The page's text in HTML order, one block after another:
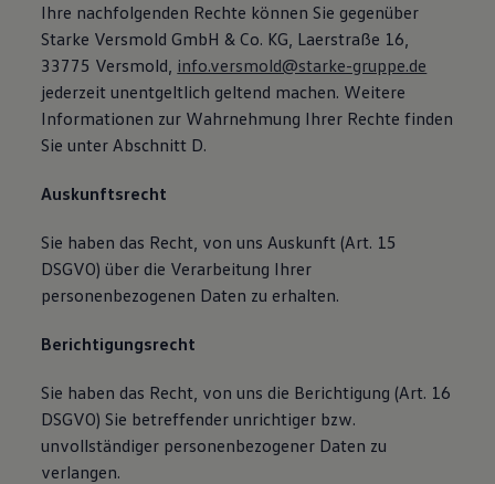
Ihre nachfolgenden Rechte können Sie gegenüber
Starke Versmold GmbH & Co. KG, Laerstraße 16,
33775 Versmold, info.versmold@starke-gruppe.de
jederzeit unentgeltlich geltend machen. Weitere
Informationen zur Wahrnehmung Ihrer Rechte finden
Sie unter Abschnitt D.
Auskunftsrecht
Sie haben das Recht, von uns Auskunft (Art. 15
DSGVO) über die Verarbeitung Ihrer
personenbezogenen Daten zu erhalten.
Berichtigungsrecht
Sie haben das Recht, von uns die Berichtigung (Art. 16
DSGVO) Sie betreffender unrichtiger bzw.
unvollständiger personenbezogener Daten zu
verlangen.